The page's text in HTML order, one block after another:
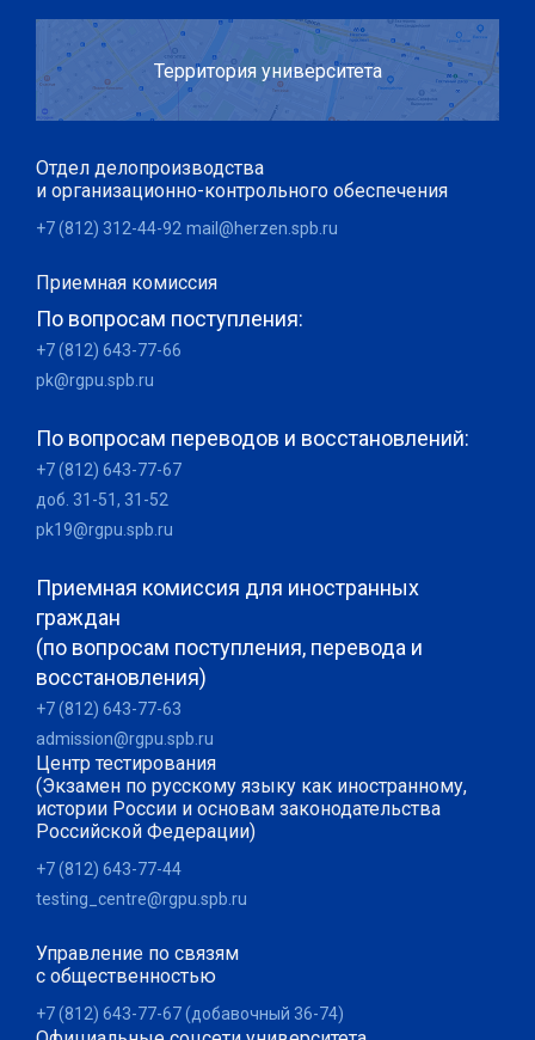
Территория университета
Отдел делопроизводства
и организационно-контрольного обеспечения
+7 (812) 312-44-92 mail@herzen.spb.ru
Приемная комиссия
По вопросам поступления:
+7 (812) 643-77-66
pk@rgpu.spb.ru
По вопросам переводов и восстановлений:
+7 (812) 643-77-67
доб. 31-51, 31-52
pk19@rgpu.spb.ru
Приемная комиссия для иностранных
граждан
(по вопросам поступления, перевода и
восстановления)
+7 (812) 643-77-63
admission@rgpu.spb.ru
Центр тестирования
(Экзамен по русскому языку как иностранному,
истории России и основам законодательства
Российской Федерации)
+7 (812) 643-77-44
testing_centre@rgpu.spb.ru
Управление по связям
с общественностью
+7 (812) 643-77-67 (добавочный 36-74)